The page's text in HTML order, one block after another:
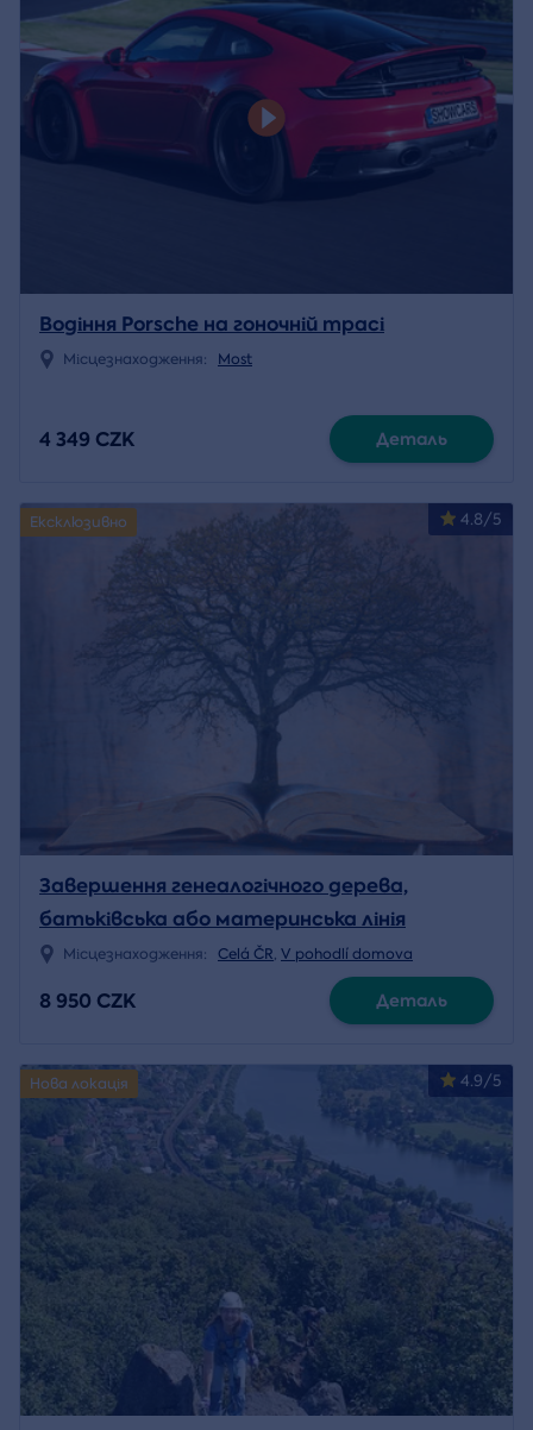
Водіння Porsche на гоночній трасі
Місцезнаходження: Most
4 349 CZK Деталь
4.8/5
Ексклюзивно
Завершення генеалогічного дерева,
батьківська або материнська лінія
Місцезнаходження: Celá ČR, V pohodlí domova
8 950 CZK Деталь
4.9/5
Нова локація